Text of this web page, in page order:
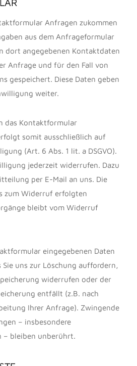
Anfragen zukommen
aus dem Anfrageformular
dort angegebenen Kontaktdaten
Anfrage und für den Fall von
gespeichert. Diese Daten geben
weiter.
das Kontaktformular
somit ausschließlich auf
(Art. 6 Abs. 1 lit. a DSGVO).
jederzeit widerrufen. Dazu
per E-Mail an uns. Die
zum Widerruf erfolgten
bleibt vom Widerruf
eingegebenen Daten
uns zur Löschung auffordern,
widerrufen oder der
entfällt (z.B. nach
Ihrer Anfrage). Zwingende
– insbesondere
– bleiben unberührt.